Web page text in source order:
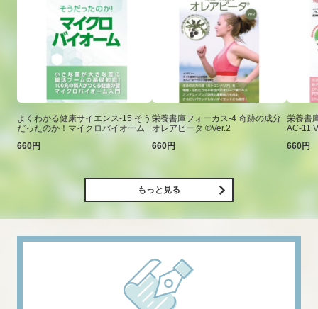
よくわかる健康サイエンス-15 そう
だったのか！マイクロバイオーム
660円
栄養書庫フォーカス-4 奇跡の成分
オレアビータ ®Ver.2
660円
栄養書
AC-11
660円
もっと見る